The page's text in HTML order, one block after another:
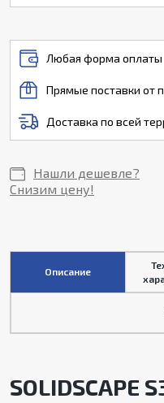
Любая форма оплаты
Прямые поставки от
Доставка по всей
Нашли дешевле?
Снизим цену!
Описание
SOLIDSCAPE